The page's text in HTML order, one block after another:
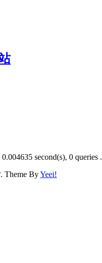
0.004635 second(s), 0 queries .
. Theme ByYeei!